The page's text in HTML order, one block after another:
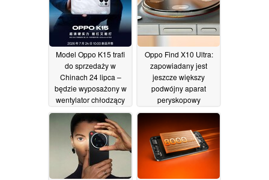
Model Oppo K15 trafi
do sprzedaży w
Chinach 24 lipca –
będzie wyposażony w
wentylator chłodzący
oraz baterię o
pojemności 8000 mAh
17/07/2026
Oppo Find X10 Ultra:
zapowiadany jest
jeszcze większy
podwójny aparat
peryskopowy
Hasselblad oraz
kwadratowy czujnik
02/07/2026